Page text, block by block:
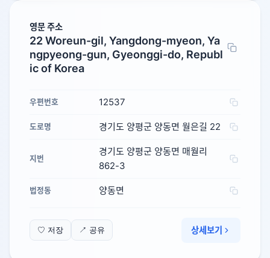
영문 주소
22 Woreun-gil, Yangdong-myeon, Ya
ngpyeong-gun, Gyeonggi-do, Republ
ic of Korea
우편번호 12537
도로명 경기도 양평군 양동면 월은길 22
지번
경기도 양평군 양동면 매월리
862-3
법정동 양동면
♡ 저장 ↗ 공유 상세보기